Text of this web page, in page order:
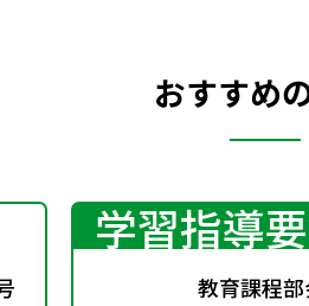
おすすめ
学習指導
教育課程